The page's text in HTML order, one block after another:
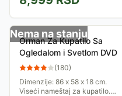
Nema na stanju
Orman Za Kupatilo Sa
Ogledalom i Svetlom DVD
(180)
Dimenzije: 86 x 58 x 18 cm.
Viseći nameštaj za kupatilo.